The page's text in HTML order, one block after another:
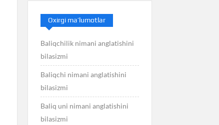
Oxirgi ma’lumotlar
Baliqchilik nimani anglatishini
bilasizmi
Baliqchi nimani anglatishini
bilasizmi
Baliq uni nimani anglatishini
bilasizmi